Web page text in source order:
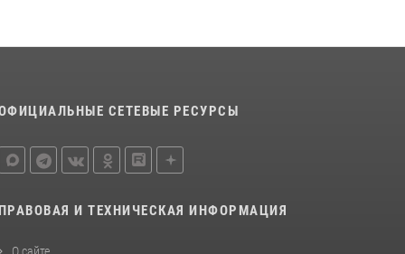
СЕТЕВЫЕ РЕСУРСЫ
ПРАВОВАЯ И ТЕХНИЧЕСКАЯ ИНФОРМАЦИЯ